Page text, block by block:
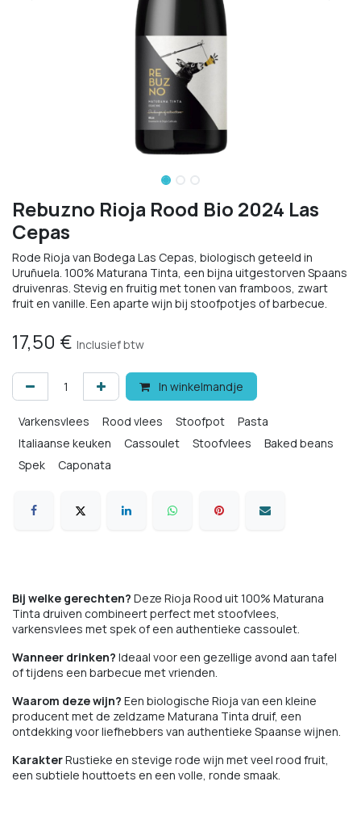
Rebuzno Rioja Rood Bio 2024 Las
Cepas
Rode Rioja van Bodega Las Cepas, biologisch geteeld in
Uruñuela. 100% Maturana Tinta, een bijna uitgestorven Spaans
druivenras. Stevig en fruitig met tonen van framboos, zwart
fruit en vanille. Een aparte wijn bij stoofpotjes of barbecue.
17,50 € Inclusief btw
In winkelmandje
Varkensvlees Rood vlees Stoofpot
Pasta
Italiaanse keuken
Cassoulet Stoofvlees
Baked beans
Spek
Caponata
Bij welke gerechten? Deze Rioja Rood uit 100% Maturana
Tinta druiven combineert perfect met stoofvlees,
varkensvlees met spek of een authentieke cassoulet.
Wanneer drinken? Ideaal voor een gezellige avond aan tafel
of tijdens een barbecue met vrienden.
Waarom deze wijn? Een biologische Rioja van een kleine
producent met de zeldzame Maturana Tinta druif, een
ontdekking voor liefhebbers van authentieke Spaanse wijnen.
KarakterRustieke en stevige rode wijn met veel rood fruit,
een subtiele houttoets en een volle, ronde smaak.